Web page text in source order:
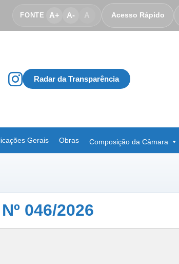
FONTE A+ A- A Acesso Rápido
Radar da Transparência
Gerais Obras Composição da Câmara
046/2026